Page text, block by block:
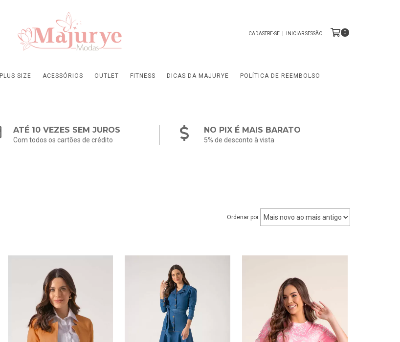
CADASTRE-SE INICIAR SESSÃO 0
PLUS SIZE ACESSÓRIOS OUTLET FITNESS DICAS DA MAJURYE POLÍTICA DE REEMBOLSO
ATÉ 10 VEZES SEM JUROS
Com todos os cartões de crédito
NO PIX É MAIS BARATO
5% de desconto à vista
Ordenar por